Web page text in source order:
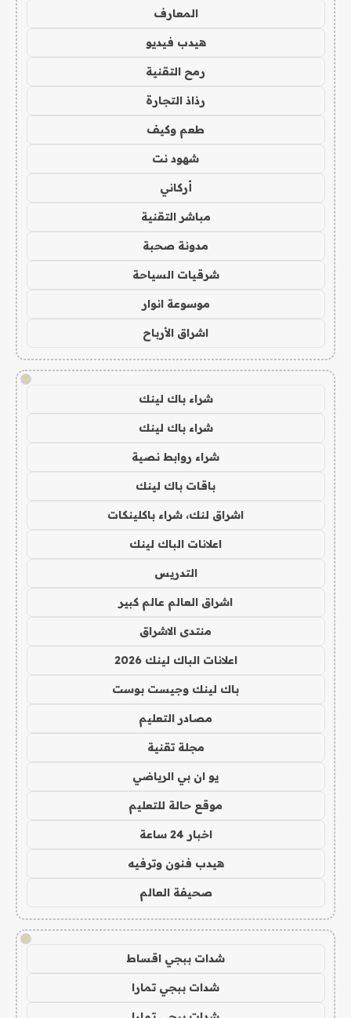
المعارف
هيدب فيديو
رمح التقنية
رذاذ التجارة
طعم وكيف
شهود نت
أركاني
مباشر التقنية
مدونة صحبة
شرقيات السياحة
موسوعة انوار
اشراق الأرباح
!
شراء باك لينك
شراء باك لينك
شراء روابط نصية
باقات باك لينك
اشراق لنك، شراء باكلينكات
اعلانات الباك لينك
التدريس
اشراق العالم عالم كبير
منتدى الاشراق
اعلانات الباك لينك 2026
باك لينك وجيست بوست
مصادر التعليم
مجلة تقنية
يو ان بي الرياضي
موقع حالة للتعليم
اخبار 24 ساعة
هيدب فنون وترفيه
صحيفة العالم
!
شدات ببجي اقساط
شدات ببجي تمارا